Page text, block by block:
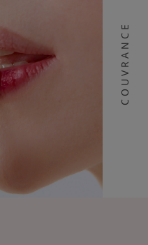
COUVRANCE